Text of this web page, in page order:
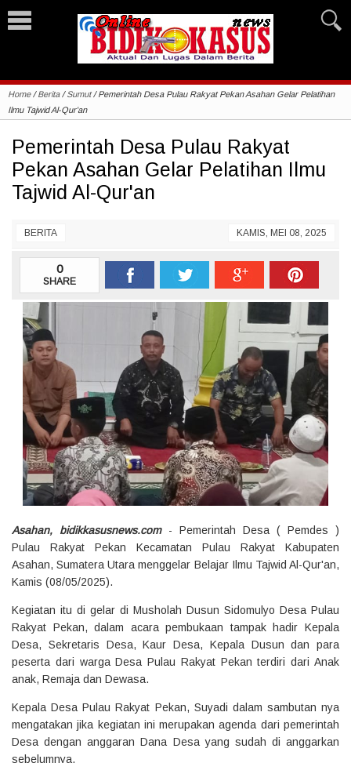
Home/Berita/Sumut/Pemerintah Desa Pulau Rakyat Pekan Asahan Gelar Pelatihan
Ilmu Tajwid Al-Qur'an
Pemerintah Desa Pulau Rakyat
Pekan Asahan Gelar Pelatihan Ilmu
Tajwid Al-Qur'an
BERITA KAMIS, MEI 08, 2025
0
SHARE
Asahan, bidikkasusnews.com- Pemerintah Desa ( Pemdes )
Pulau Rakyat Pekan Kecamatan Pulau Rakyat Kabupaten
Asahan, Sumatera Utara menggelar Belajar Ilmu Tajwid Al-Qur'an,
Kamis (08/05/2025).
Kegiatan itu di gelar di Musholah Dusun Sidomulyo Desa Pulau
Rakyat Pekan, dalam acara pembukaan tampak hadir Kepala
Desa, Sekretaris Desa, Kaur Desa, Kepala Dusun dan para
peserta dari warga Desa Pulau Rakyat Pekan terdiri dari Anak
anak, Remaja dan Dewasa.
Kepala Desa Pulau Rakyat Pekan, Suyadi dalam sambutan nya
mengatakan jika kegiatan ini merupakan agenda dari pemerintah
Desa dengan anggaran Dana Desa yang sudah di anggarkan
sebelumnya.